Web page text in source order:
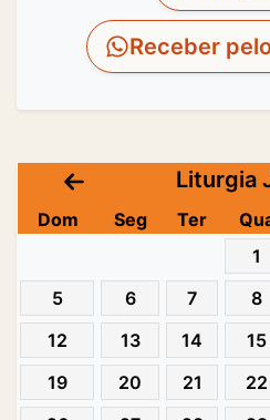
Receber
Liturgia
Dom Seg Ter
1
5
6 7 8
12
13 14 15
19
20 21 22